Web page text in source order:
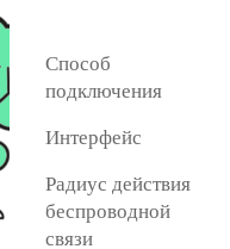
Способ
подключения
Интерфейс
Радиус действия
беспроводной
связи